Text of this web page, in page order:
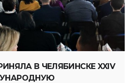
В ЧЕЛЯБИНСКЕ XXIV